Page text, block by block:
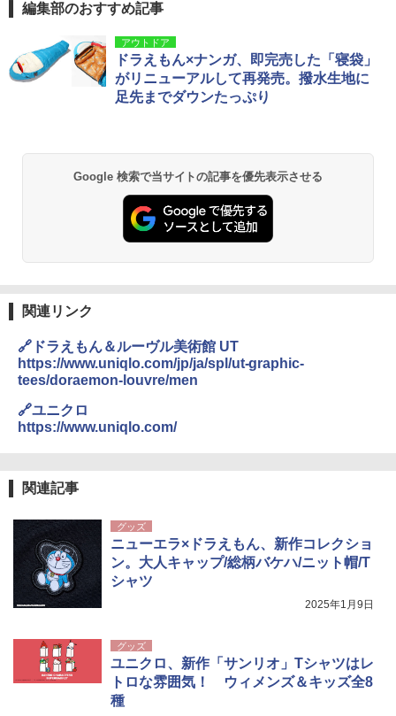
GRANDOOR ステンレス保冷剤 2個セット 2
026リニューアル 急速冷凍 空間倍増 衛生的
コンパクト 保冷力長持ち
￥2,980
BUNDOK(バンドック)ソロ ドーム 1 EX BDK
レーム ドーム型 テント
￥14,800
DEWEL パラソル 大型 ビーチ アウトドアパ
￥6,459
0ml（連続噴射30秒）110ml（連続噴射15
￥3,680
着替えテント トイレテント 透けない【換気
通気窓付き】収納袋付き UVカット 防水 防災
コンパクト iimono117 (ブルー)
￥3,080
編集部のおすすめ記事
アウトドア
ドラえもん×ナンガ、即完売した「寝袋」
がリニューアルして再発売。撥水生地に
足先までダウンたっぷり
Google 検索で当サイトの記事を優先表示させる
関連リンク
🔗ドラえもん＆ルーヴル美術館 UT
https://www.uniqlo.com/jp/ja/spl/ut-graphic-
tees/doraemon-louvre/men
🔗ユニクロ
https://www.uniqlo.com/
関連記事
グッズ
ニューエラ×ドラえもん、新作コレクショ
ン。大人キャップ/総柄バケハ/ニット帽/T
シャツ
2025年1月9日
グッズ
ユニクロ、新作「サンリオ」Tシャツはレ
トロな雰囲気！ ウィメンズ＆キッズ全8
種